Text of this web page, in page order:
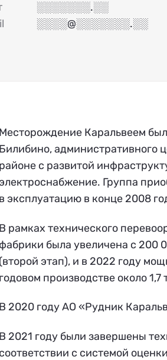
░░░░░░░.░░
░░░░@░░░░░░░.░░
Месторождение Каральвеем
Билибино, административного
районе с развитой
электроснабжение. Группа
в эксплуатацию в конце 2008
В рамках технического
фабрики была увеличена с 200
(второй этап), и в 2022 году
годовом производстве около 1,7
В 2020 году АО «Рудник
В 2021 году были завершены
соответствии с системой